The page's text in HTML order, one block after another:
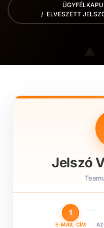
ÜGYFÉLKAPU
ELVESZETT
Jelszó
1
E-MAIL CÍM